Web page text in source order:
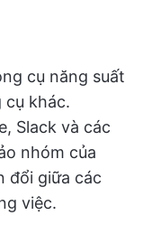
cụ năng suất
khác.
Slack và các
nhóm của
đổi giữa các
việc.